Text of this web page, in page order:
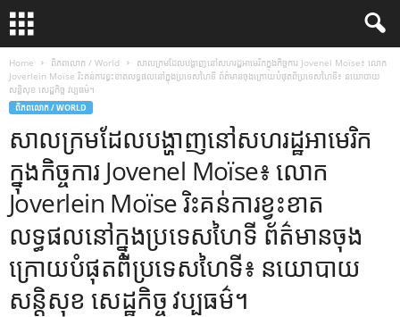
Home ពិភពលោក / World
សាលក្រមដែលបង្ហាញនៅសហរដ្ឋអាមេរិកក្នុងកិច្ចការ Jovenel Moïse៖ លោក
Joverlein Moïse រិះគន់ការខ្វះខាតលទ្ធផលនៅក្នុងប្រទេសហៃទី ព័ត៌មានចុងក្រោយបំផុតពីប្រទេសហៃទី៖ នយោបាយ
សន្តិសុខ សេដ្ឋកិច្ច វប្បធម៌។
ពិភពលោក / WORLD
សាលក្រមដែលបង្ហាញនៅសហរដ្ឋអាមេរិក
ក្នុងកិច្ចការ Jovenel Moïse៖ លោក
Joverlein Moïse រិះគន់ការខ្វះខាត
លទ្ធផលនៅក្នុងប្រទេសហៃទី ព័ត៌មានចុង
ក្រោយបំផុតពីប្រទេសហៃទី៖ នយោបាយ
សន្តិសុខ សេដ្ឋកិច្ច វប្បធម៌។